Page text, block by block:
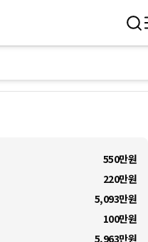
550만원
220만원
5,093만원
100만원
5,963만원